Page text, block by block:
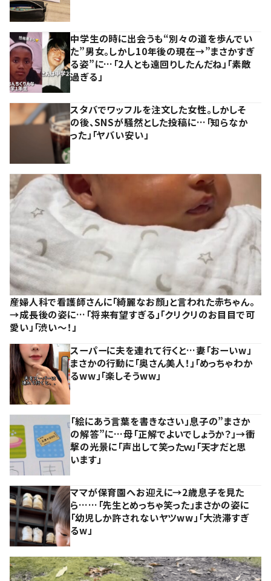
中学生の時に出会うも“別々の道を歩んでい
た”男女。しかし10年後の現在→”まさかすぎ
る姿”に…「2人とも遠回りしたんだね」「素敵
過ぎる」
スタバでワッフルを注文した女性。しかしそ
の後、SNSが騒然とした投稿に…「知らなか
った」「ヤバい安い」
産婦人科で看護師さんに「綺麗なお顔」と言われた赤ちゃん。
→成長後の姿に…「将来有望すぎる」「クリクリのお目目で可
愛い」「渋い～！」
スーパーに夫を連れて行くと…妻「おーいw」
まさかの行動に「奥さん美人！」「めっちゃわか
るww」「楽しそうww」
「絵にあう言葉を書きなさい」息子の”まさか
の解答”に…母「正解でよいでしょうか？」→衝
撃の光景に「声出して笑ったｗ」「天才だと思
います」
ママが保育園へお迎えに→2歳息子を見た
ら……「先生とめっちゃ笑った」まさかの姿に
「幼児しか許されないヤツww」「大渋滞すぎ
るw」